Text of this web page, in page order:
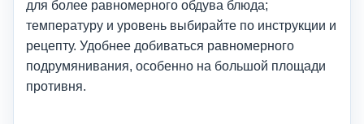
для более равномерного обдува блюда;
температуру и уровень выбирайте по инструкции и
рецепту. Удобнее добиваться равномерного
подрумянивания, особенно на большой площади
противня.